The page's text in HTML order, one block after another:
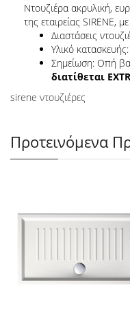
Ντουζιέρα ακρυλική,
της εταιρείας SIRENE, με
Διαστάσεις
Υλικό
Σημείωση: Οπή
διατίθεται
sirene ντουζιέρες
Προτεινόμενα